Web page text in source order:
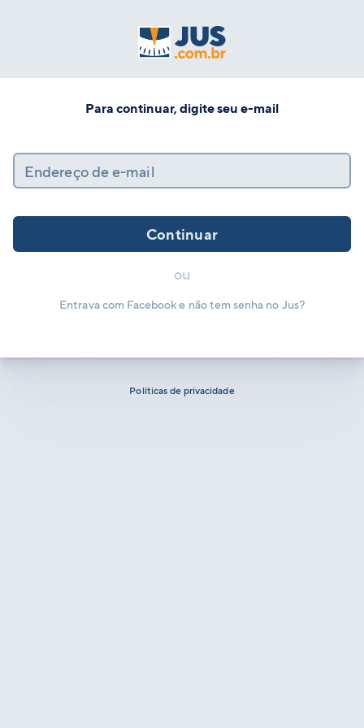
Para continuar, digite seu e-mail
Endereço de e-mail
Continuar
ou
Entrava com Facebook e não tem senha no Jus?
Políticas de privacidade